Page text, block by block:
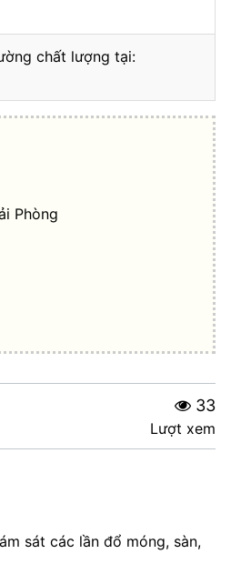
chất lượng tại:
Phòng
33
Lượt xem
sát các lần đổ móng, sàn,